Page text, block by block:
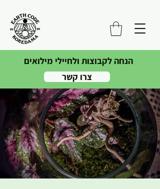
הנחה לקבוצות ולחיילי מילואים
צרו קשר